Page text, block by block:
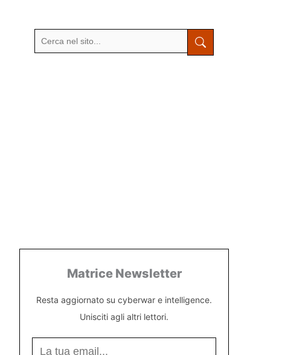
Matrice Newsletter
Resta aggiornato su cyberwar e intelligence.
Unisciti agli altri lettori.